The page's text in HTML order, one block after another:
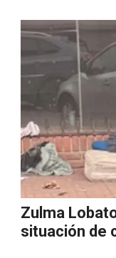
Zulma
situación de